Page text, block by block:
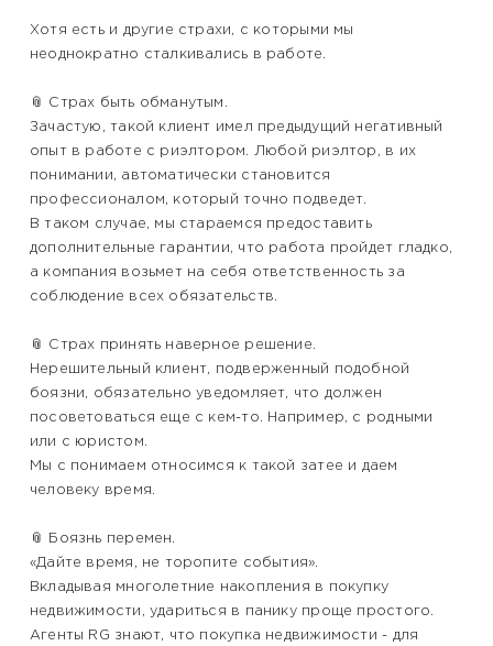
Хотя есть и другие страхи, с которыми мы
неоднократно сталкивались в работе.
📎 Страх быть обманутым.
Зачастую, такой клиент имел предыдущий негативный
опыт в работе с риэлтором. Любой риэлтор, в их
понимании, автоматически становится
профессионалом, который точно подведет.
В таком случае, мы стараемся предоставить
дополнительные гарантии, что работа пройдет гладко,
а компания возьмет на себя ответственность за
соблюдение всех обязательств.
📎 Страх принять наверное решение.
Нерешительный клиент, подверженный подобной
боязни, обязательно уведомляет, что должен
посоветоваться еще с кем-то. Например, с родными
или с юристом.
Мы с понимаем относимся к такой затее и даем
человеку время.
📎 Боязнь перемен.
«Дайте время, не торопите события».
Вкладывая многолетние накопления в покупку
недвижимости, удариться в панику проще простого.
Агенты RG знают, что покупка недвижимости - для